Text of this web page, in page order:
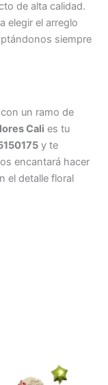
de alta calidad.
elegir el arreglo
siempre
un ramo de
Cali es tu
y te
encantará hacer
el detalle floral